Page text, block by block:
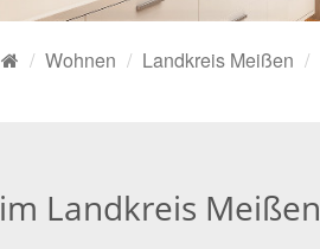
Wohnen Landkreis Meißen
Landkreis Meißen